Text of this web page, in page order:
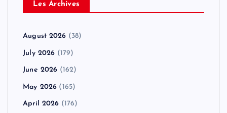
Les Archives
August 2026 (38)
July 2026 (179)
June 2026 (162)
May 2026 (165)
April 2026 (176)